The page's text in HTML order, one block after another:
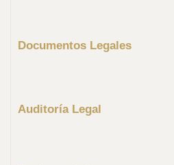
Documentos Legales
Auditoría Legal